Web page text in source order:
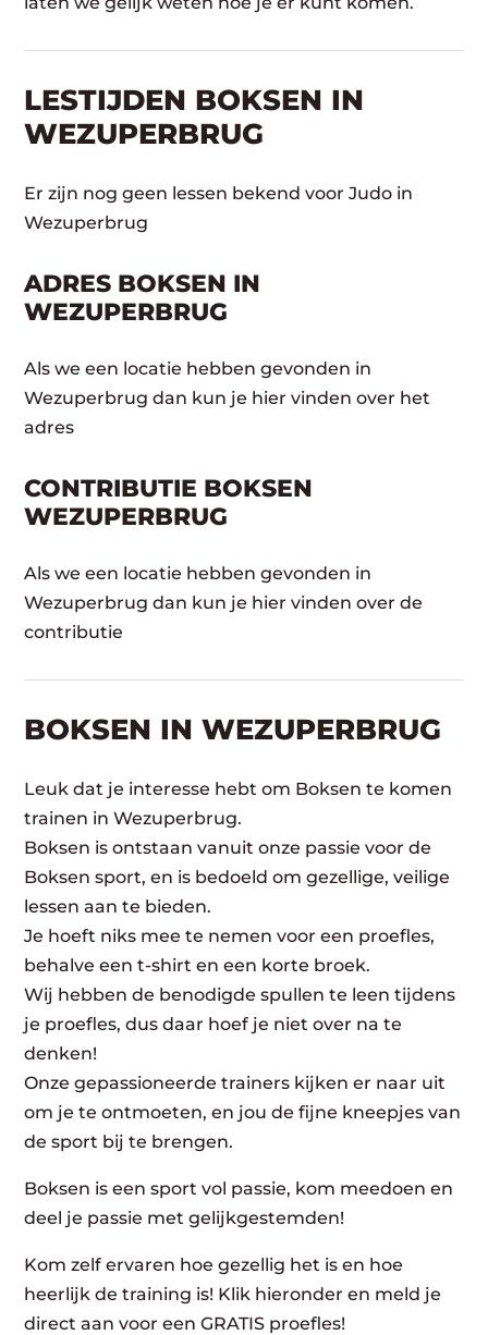
LESTIJDEN BOKSEN IN
WEZUPERBRUG
Er zijn nog geen lessen bekend voor Judo in
Wezuperbrug
ADRES BOKSEN IN
WEZUPERBRUG
Als we een locatie hebben gevonden in
Wezuperbrug dan kun je hier vinden over het
adres
CONTRIBUTIE BOKSEN
WEZUPERBRUG
Als we een locatie hebben gevonden in
Wezuperbrug dan kun je hier vinden over de
contributie
BOKSEN IN WEZUPERBRUG
Leuk dat je interesse hebt om Boksen te komen
trainen in Wezuperbrug.
Boksen is ontstaan vanuit onze passie voor de
Boksen sport, en is bedoeld om gezellige, veilige
lessen aan te bieden.
Je hoeft niks mee te nemen voor een proefles,
behalve een t-shirt en een korte broek.
Wij hebben de benodigde spullen te leen tijdens
je proefles, dus daar hoef je niet over na te
denken!
Onze gepassioneerde trainers kijken er naar uit
om je te ontmoeten, en jou de fijne kneepjes van
de sport bij te brengen.
Boksen is een sport vol passie, kom meedoen en
deel je passie met gelijkgestemden!
Kom zelf ervaren hoe gezellig het is en hoe
heerlijk de training is! Klik hieronder en meld je
direct aan voor een GRATIS proefles!